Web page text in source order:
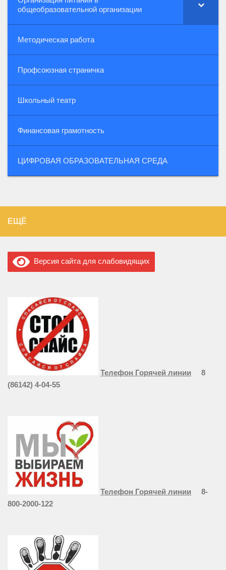
общеобразовательной организации
Методическая работа
Профсоюзная страничка
Школьный театр
Финансовая грамотность
ЦИФРОВАЯ ОБРАЗОВАТЕЛЬНАЯ СРЕДА
ЕЩЁ
Версия сайта для слабовидящих
Телефон Горячей линии
8
(86142) 4-04-55
Телефон Горячей линии
8-
800-2000-122